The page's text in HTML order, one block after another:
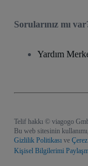
Sorularınız mı
Yardım
Telif hakkı © viagogo
Bu web sitesinin kullanımı,
Gizlilik Politikası ve
Kişisel Bilgilerimi